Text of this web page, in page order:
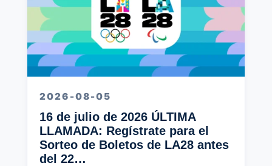
2026-08-05
16 de julio de 2026 ÚLTIMA
LLAMADA: Regístrate para el
Sorteo de Boletos de LA28 antes
del 22…